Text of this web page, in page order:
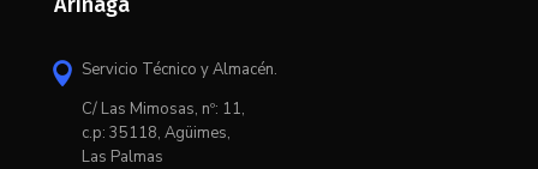
 Servicio Técnico y Almacén.
C/ Las Mimosas, nº: 11,
c.p: 35118, Agüimes,
Las Palmas